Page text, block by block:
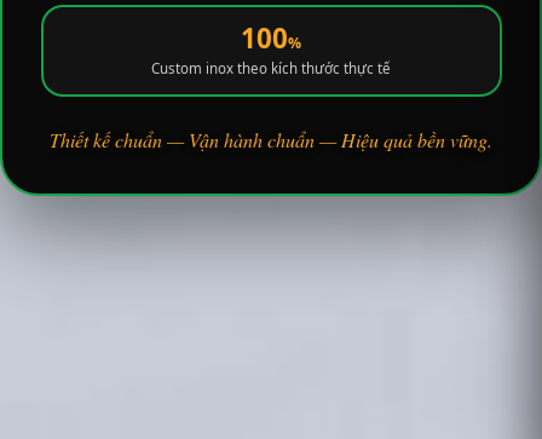
100%
Custom inox theo kích thước thực tế
Thiết kế chuẩn — Vận hành chuẩn — Hiệu quả bền vững.